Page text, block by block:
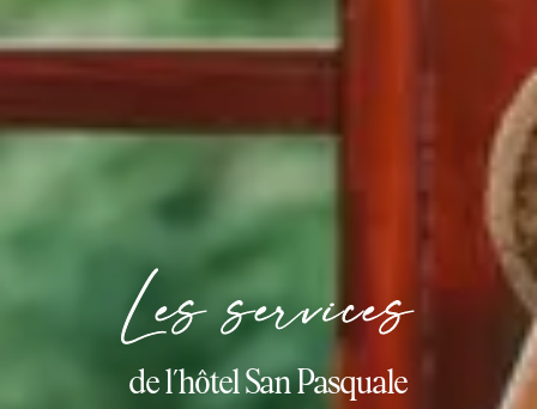
Les services
de l’hôtel San Pasquale